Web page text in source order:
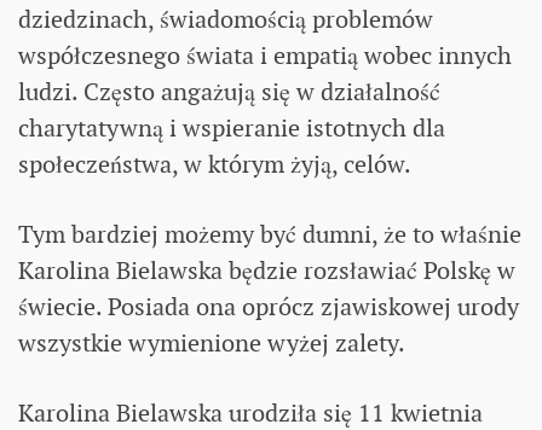
dziedzinach, świadomością problemów
współczesnego świata i empatią wobec innych
ludzi. Często angażują się w działalność
charytatywną i wspieranie istotnych dla
społeczeństwa, w którym żyją, celów.
Tym bardziej możemy być dumni, że to właśnie
Karolina Bielawska będzie rozsławiać Polskę w
świecie. Posiada ona oprócz zjawiskowej urody
wszystkie wymienione wyżej zalety.
Karolina Bielawska urodziła się 11 kwietnia